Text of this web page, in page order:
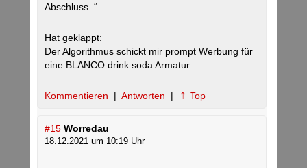
Abschluss .“
Hat geklappt:
Der Algorithmus schickt mir prompt Werbung für
eine BLANCO drink.soda Armatur.
Kommentieren | Antworten | ⇑ Top
#15 Worredau
18.12.2021 um 10:19 Uhr